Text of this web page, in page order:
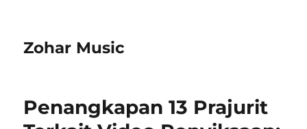
Zohar Music
Penangkapan 13 Prajurit